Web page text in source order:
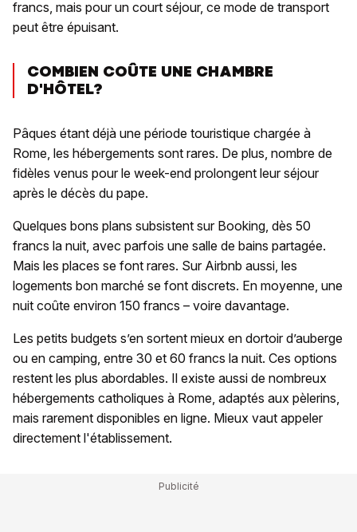
francs, mais pour un court séjour, ce mode de transport
peut être épuisant.
COMBIEN COÛTE UNE CHAMBRE
D'HÔTEL?
Pâques étant déjà une période touristique chargée à
Rome, les hébergements sont rares. De plus, nombre de
fidèles venus pour le week-end prolongent leur séjour
après le décès du pape.
Quelques bons plans subsistent sur Booking, dès 50
francs la nuit, avec parfois une salle de bains partagée.
Mais les places se font rares. Sur Airbnb aussi, les
logements bon marché se font discrets. En moyenne, une
nuit coûte environ 150 francs – voire davantage.
Les petits budgets s’en sortent mieux en dortoir d’auberge
ou en camping, entre 30 et 60 francs la nuit. Ces options
restent les plus abordables. Il existe aussi de nombreux
hébergements catholiques à Rome, adaptés aux pèlerins,
mais rarement disponibles en ligne. Mieux vaut appeler
directement l'établissement.